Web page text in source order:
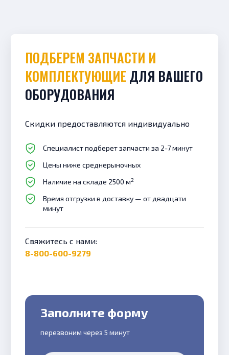
ПОДБЕРЕМ ЗАПЧАСТИ И
КОМПЛЕКТУЮЩИЕ ДЛЯ ВАШЕГО
ОБОРУДОВАНИЯ
Скидки предоставляются индивидуально
Специалист подберет запчасти за 2-7 минут
Цены ниже среднерыночных
Наличие на складе 2500 м2
Время отгрузки в доставку — от двадцати
минут
Свяжитесь с нами:
8-800-600-9279
Заполните форму
перезвоним через 5 минут